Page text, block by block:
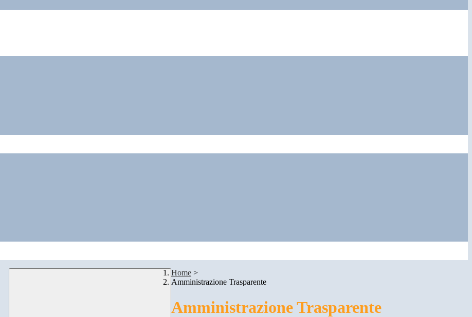
Home >
Amministrazione Trasparente
Amministrazione Trasparente